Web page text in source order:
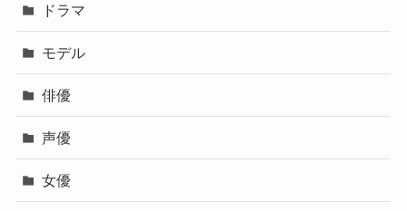
ドラマ
モデル
俳優
声優
女優